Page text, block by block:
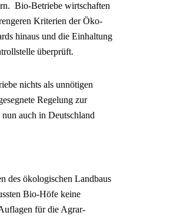
Bio-Betriebe wirtschaften
Kriterien der Öko-
hinaus und die Einhaltung
überprüft.
nichts als unnötigen
Regelung zur
auch in Deutschland
des ökologischen Landbaus
Bio-Höfe keine
für die Agrar-